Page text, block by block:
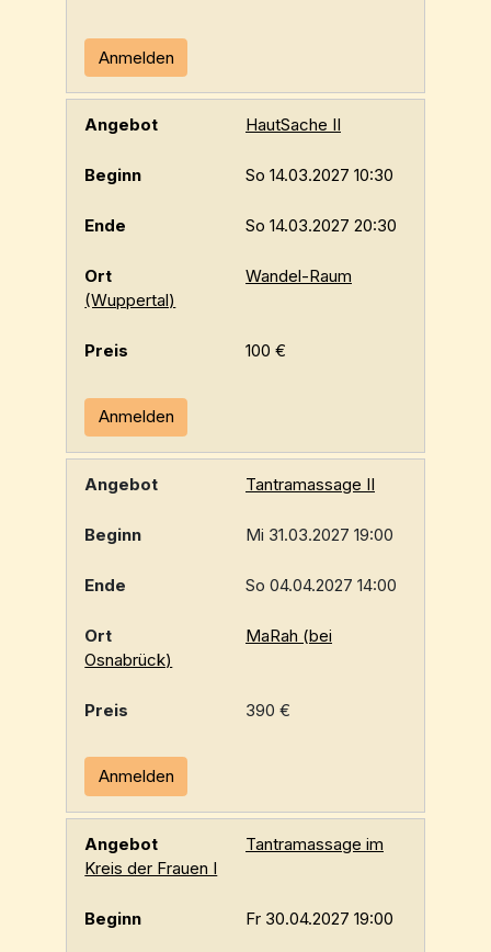
Anmelden
HautSache II
So 14.03.2027 10:30
So 14.03.2027 20:30
Wandel-Raum
(Wuppertal)
100 €
Anmelden
Tantramassage II
Mi 31.03.2027 19:00
So 04.04.2027 14:00
MaRah (bei
Osnabrück)
390 €
Anmelden
Tantramassage im
Kreis der Frauen I
Fr 30.04.2027 19:00